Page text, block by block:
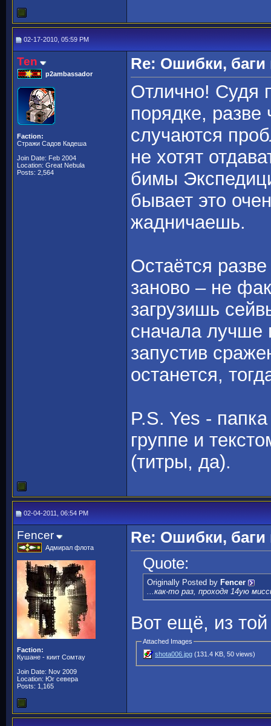
02-17-2010, 05:59 PM
Ten
p2ambassador
Faction:
Стражи Садов Кадеша
Join Date: Feb 2004
Location: Great Nebula
Posts: 2,564
Re: Ошибки,
Отлично! Судя
порядке,
случаются
не хотят
бимы
бывает это
жадничаешь.
Остаётся
заново – не
загрузишь
сначала лучше
запустив
останется,
P.S. Yes -
группе и
(титры, да).
02-04-2011, 06:54 PM
Fencer
Адмирал флота
Faction:
Кушане - киит Сомтау
Join Date: Nov 2009
Location: Юг севера
Posts: 1,165
Re: Ошибки,
Quote:
Originally Posted by Fencer
...как-то раз, проходя 14ую
Вот ещё, из
Attached Images
shota006.jpg (131.4 KB, 50 views)